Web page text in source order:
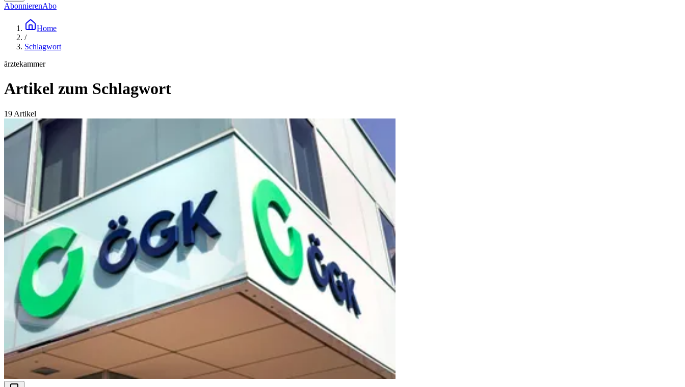
AbonnierenAbo
Home
/
Schlagwort
ärztekammer
Artikel zum Schlagwort
19 Artikel